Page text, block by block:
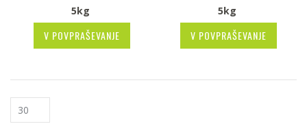
5kg
V POVPRAŠEVANJE
5kg
V POVPRAŠEVANJE